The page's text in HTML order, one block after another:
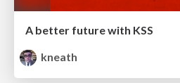
A better future with KSS
kneath